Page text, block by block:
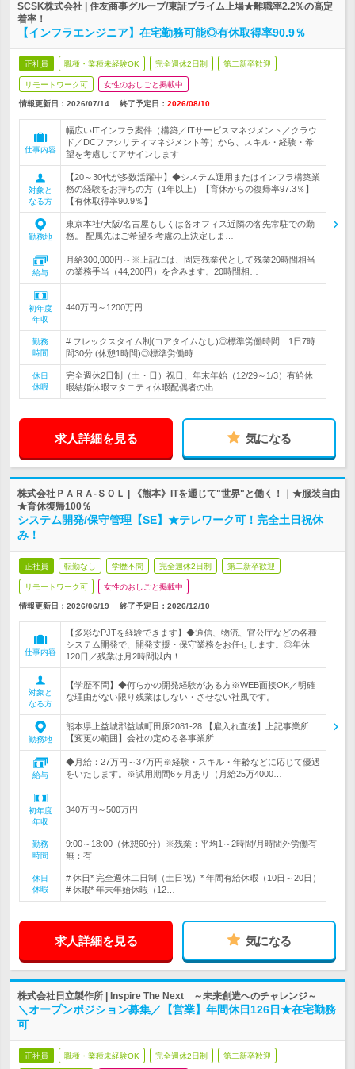
SCSK株式会社 | 住友商事グループ/東証プライム上場★離職率2.2%の高定
着率！
【インフラエンジニア】在宅勤務可能◎有休取得率90.9％
正社員 職種・業種未経験OK 完全週休2日制 第二新卒歓迎
リモートワーク可 女性のおしごと掲載中
情報更新日：2026/07/14 終了予定日： 2026/08/10
仕事内容
幅広いITインフラ案件（構築／ITサービスマネジメント／クラウ
ド／DCファシリティマネジメント等）から、スキル・経験・希
望を考慮してアサインします
対象と
なる方
【20～30代が多数活躍中】◆システム運用またはインフラ構築業
務の経験をお持ちの方（1年以上）【育休からの復帰率97.3％】
【有休取得率90.9％】
勤務地
東京本社/大阪/名古屋もしくは各オフィス近隣の客先常駐での勤
務。 配属先はご希望を考慮の上決定しま…
給与
月給300,000円～※上記には、固定残業代として残業20時間相当
の業務手当（44,200円）を含みます。20時間相…
初年度
年収
440万円～1200万円
勤務
時間
# フレックスタイム制(コアタイムなし)◎標準労働時間 1日7時
間30分 (休憩1時間)◎標準労働時…
休日
休暇
完全週休2日制（土・日）祝日、年末年始（12/29～1/3）有給休
暇結婚休暇マタニティ休暇配偶者の出…
求人詳細を見る 気になる
株式会社ＰＡＲＡ‐ＳＯＬ | 《熊本》ITを通じて"世界"と働く！｜★服装自由
★育休復帰100％
システム開発/保守管理【SE】★テレワーク可！完全土日祝休
み！
正社員 転勤なし 学歴不問 完全週休2日制 第二新卒歓迎
リモートワーク可 女性のおしごと掲載中
情報更新日：2026/06/19 終了予定日： 2026/12/10
仕事内容
【多彩なPJTを経験できます】◆通信、物流、官公庁などの各種
システム開発で、開発支援・保守業務をお任せします。◎年休
120日／残業は月2時間以内！
対象と
なる方
【学歴不問】◆何らかの開発経験がある方※WEB面接OK／明確
な理由がない限り残業はしない・させない社風です。
勤務地
熊本県上益城郡益城町田原2081-28 【雇入れ直後】上記事業所
【変更の範囲】会社の定める各事業所
給与
◆月給：27万円～37万円※経験・スキル・年齢などに応じて優遇
をいたします。※試用期間6ヶ月あり（月給25万4000…
初年度
年収
340万円～500万円
勤務
時間
9:00～18:00（休憩60分）※残業：平均1～2時間/月時間外労働有
無：有
休日
休暇
# 休日* 完全週休二日制（土日祝）* 年間有給休暇（10日～20日）
# 休暇* 年末年始休暇（12…
求人詳細を見る 気になる
株式会社日立製作所 | Inspire The Next ～未来創造へのチャレンジ～
＼オープンポジション募集／【営業】年間休日126日★在宅勤務
可
正社員 職種・業種未経験OK 完全週休2日制 第二新卒歓迎